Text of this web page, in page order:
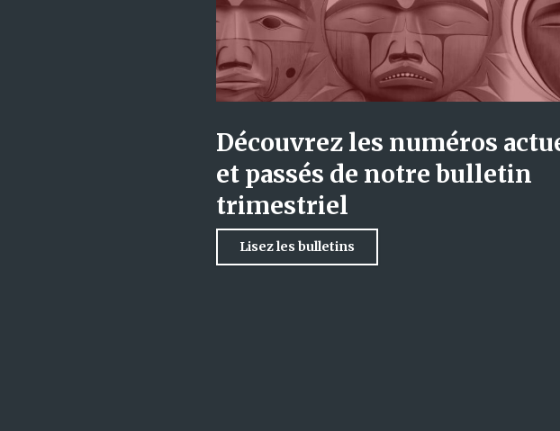
Découvrez les numéros
et passés de notre bulletin
trimestriel
Lisez les bulletins